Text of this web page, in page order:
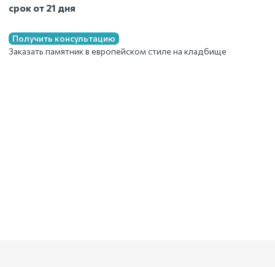
срок от 21 дня
Получить консультацию
Заказать памятник в европейском стиле на кладбище